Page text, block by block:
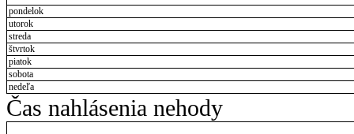
pondelok
utorok
streda
štvrtok
piatok
sobota
nedeľa
Čas nahlásenia nehody